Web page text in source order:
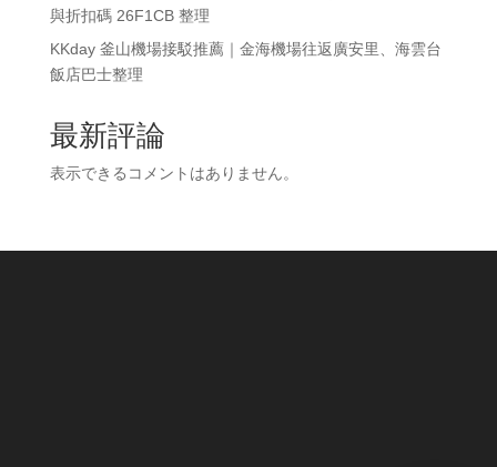
與折扣碼 26F1CB 整理
KKday 釜山機場接駁推薦｜金海機場往返廣安里、海雲台
飯店巴士整理
最新評論
表示できるコメントはありません。